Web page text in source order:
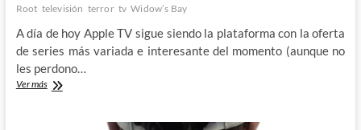
Root televisión terror tv Widow’s Bay
A día de hoy Apple TV sigue siendo la plataforma con la oferta
de series más variada e interesante del momento (aunque no
les perdono…
Ver másWidow’s